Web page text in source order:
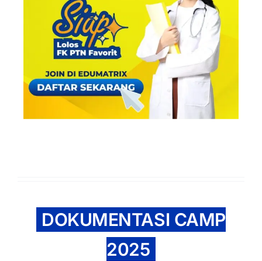
DOKUMENTASI CAMP
2025